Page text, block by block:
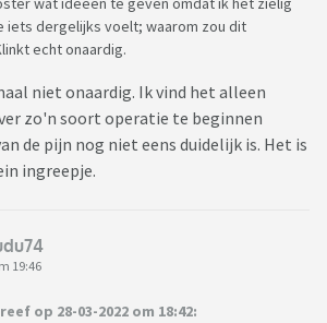
iets dergelijks voelt; waarom zou dit
echt onaardig.
niet onaardig. Ik vind het alleen
zo'n soort operatie te beginnen
de pijn nog niet eens duidelijk is. Het is
ingreepje.
19:46
op 28-03-2022 om 18:42: